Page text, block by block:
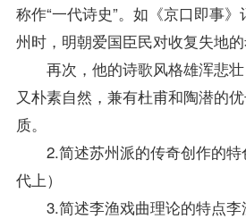
称作“一代诗史”。如《京口即事
州时，明朝爱国臣民对收复失地的
再次，他的诗歌风格雄浑悲壮
又朴素自然，兼有杜甫和陶潜的
质。
2.简述苏州派的传奇创作的特
代上）
3.简述李渔戏曲理论的特点李